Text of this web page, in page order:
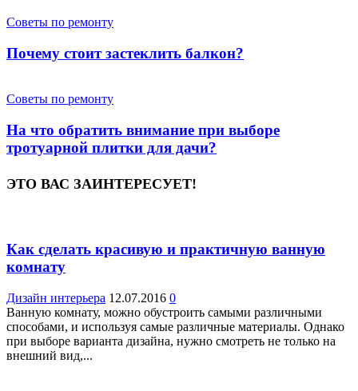
Советы по ремонту
Почему стоит застеклить балкон?
Советы по ремонту
На что обратить внимание при выборе
тротуарной плитки для дачи?
ЭТО ВАС ЗАИНТЕРЕСУЕТ!
Как сделать красивую и практичную ванную
комнату
Дизайн интерьера 12.07.2016 0
Ванную комнату, можно обустроить самыми различными
способами, и используя самые различные материалы. Однако
при выборе варианта дизайна, нужно смотреть не только на
внешний вид,...